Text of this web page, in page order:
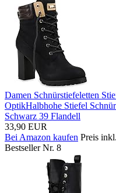
Damen Schnürstiefeletten
OptikHalbhohe Stiefel
Schwarz 39 Flandell
33,90 EUR
Bei Amazon kaufen Preis
Bestseller Nr. 8